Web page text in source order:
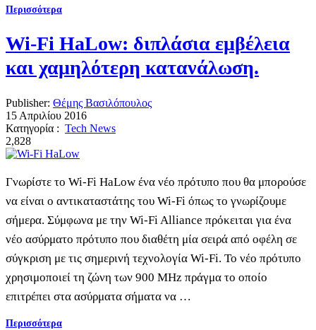
Περισσότερα
Wi-Fi HaLow: διπλάσια εμβέλεια
και χαμηλότερη κατανάλωση.
Publisher: Θέμης Βασιλόπουλος
15 Απριλίου 2016
Κατηγορία : Tech News
2,828
Γνωρίστε το Wi-Fi HaLow ένα νέο πρότυπο που θα μπορούσε
να είναι ο αντικαταστάτης του Wi-Fi όπως το γνωρίζουμε
σήμερα. Σύμφωνα με την Wi-Fi Alliance πρόκειται για ένα
νέο ασύρματο πρότυπο που διαθέτη μία σειρά από οφέλη σε
σύγκριση με τις σημερινή τεχνολογία Wi-Fi. Το νέο πρότυπο
χρησιμοποιεί τη ζώνη των 900 MHz πράγμα το οποίο
επιτρέπει στα ασύρματα σήματα να …
Περισσότερα